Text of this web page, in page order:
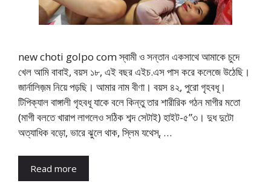
new choti golpo com স্বামী ও সন্তান একসাথে আমাকে চুদে
খেল আমি বাবাই, বয়স ১৮, এই বছর এইচ.এস পাস করে কলেজে উঠেছি।
জার্নালিজ়ম নিয়ে পড়ছি। আমার নাম বীণা। বয়স ৪২, পুরো গৃহবধূ।
টিপিক্যাল বাঙ্গালী গৃহবধূ যাকে বলে কিন্তু তার শারীরিক গঠন মাগীর মতো
(মাগী বলতে খারাপ লাগলেও সঠিক শব্দ সেটাই) হাইট-৫”৩। দুধ দুটো
অত্যাধিক বড়ো, ভারে ঝুলে থাক, স্লিম যথেস্, …
Read more